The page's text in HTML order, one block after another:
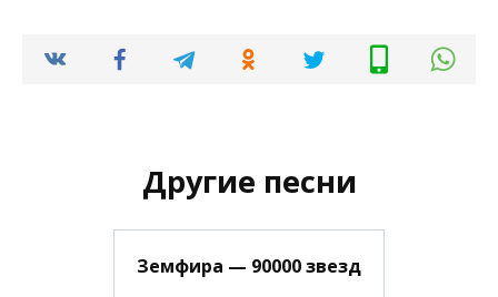
Другие песни
Земфира — 90000 звезд